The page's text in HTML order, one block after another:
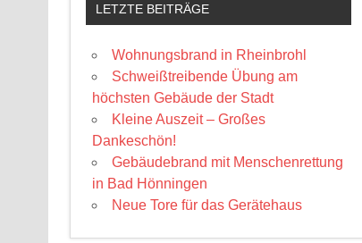
LETZTE BEITRÄGE
Wohnungsbrand in Rheinbrohl
Schweißtreibende Übung am
höchsten Gebäude der Stadt
Kleine Auszeit – Großes
Dankeschön!
Gebäudebrand mit Menschenrettung
in Bad Hönningen
Neue Tore für das Gerätehaus